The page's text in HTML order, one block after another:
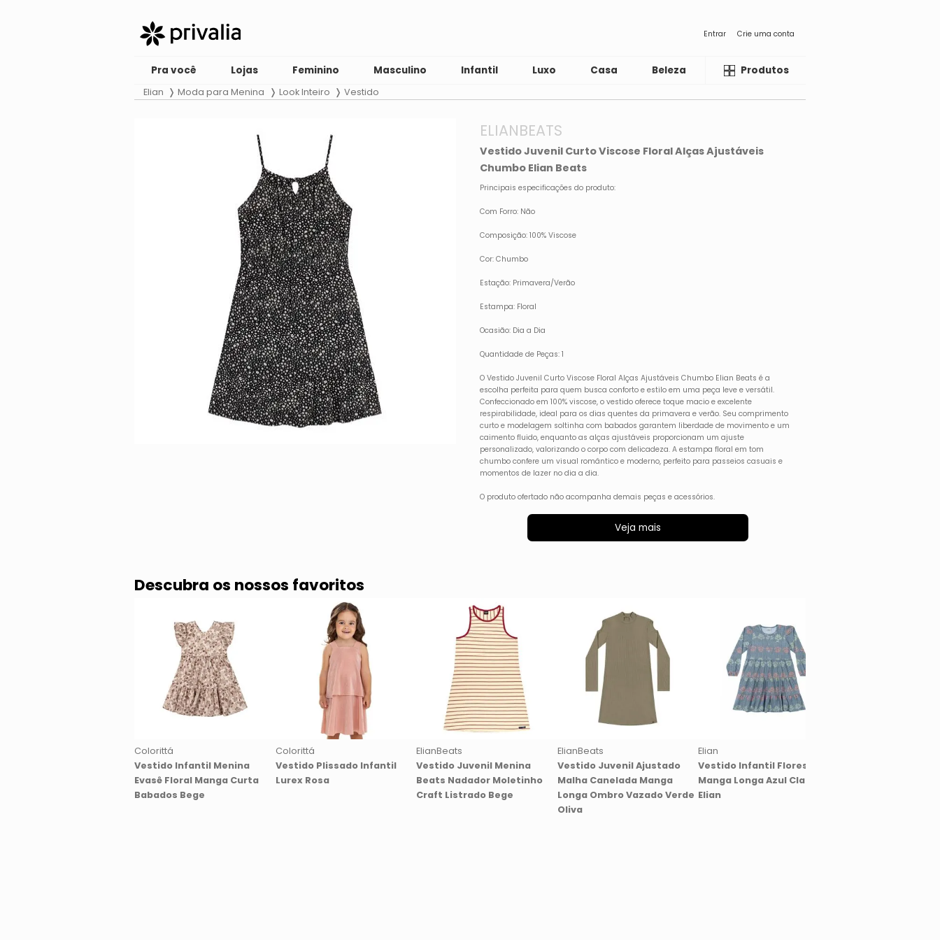
Entrar Crie uma conta
Pra você Lojas Feminino Masculino Infantil Luxo Casa Beleza LiquidaProdutos
Elian Moda para Menina Look Inteiro Vestido
ELIANBEATS
Vestido Juvenil Curto Viscose Floral Alças Ajustáveis
Chumbo Elian Beats
Principais especificações do produto:
Com Forro: Não
Composição: 100% Viscose
Cor: Chumbo
Estação: Primavera/Verão
Estampa: Floral
Ocasião: Dia a Dia
Quantidade de Peças: 1
O Vestido Juvenil Curto Viscose Floral Alças Ajustáveis Chumbo Elian Beats é a
escolha perfeita para quem busca conforto e estilo em uma peça leve e versátil.
Confeccionado em 100% viscose, o vestido oferece toque macio e excelente
respirabilidade, ideal para os dias quentes da primavera e verão. Seu comprimento
curto e modelagem soltinha com babados garantem liberdade de movimento e um
caimento fluido, enquanto as alças ajustáveis proporcionam um ajuste
personalizado, valorizando o corpo com delicadeza. A estampa floral em tom
chumbo confere um visual romântico e moderno, perfeito para passeios casuais e
momentos de lazer no dia a dia.
O produto ofertado não acompanha demais peças e acessórios.
Veja mais
Descubra os nossos favoritos
Colorittá
Vestido Infantil Menina
Evasê Floral Manga Curta
Babados Bege
Colorittá
Vestido Plissado Infantil
Lurex Rosa
ElianBeats
Vestido Juvenil Menina
Beats Nadador Moletinho
Craft Listrado Bege
ElianBeats
Vestido Juvenil Ajustado
Malha Canelada Manga
Longa Ombro Vazado Verde
Oliva
Elian
Vestido Infantil Flores
Manga Longa Azul Claro
Elian